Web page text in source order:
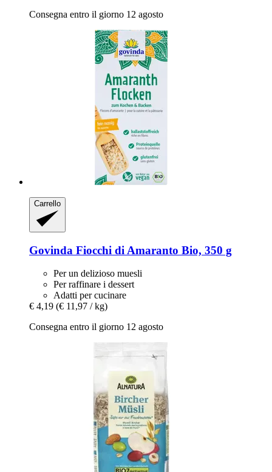
Consegna entro il giorno 12 agosto
Carrello
Govinda Fiocchi di Amaranto Bio, 350 g
Per un delizioso muesli
Per raffinare i dessert
Adatti per cucinare
€ 4,19 (€ 11,97 / kg)
Consegna entro il giorno 12 agosto